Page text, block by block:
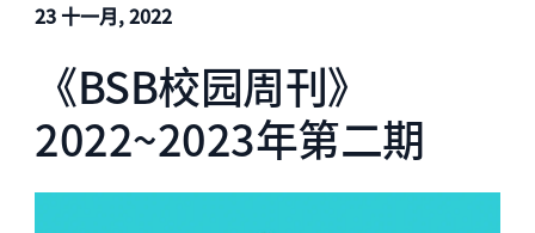
23 十一月, 2022
《BSB校园周刊》
2022~2023年第二期